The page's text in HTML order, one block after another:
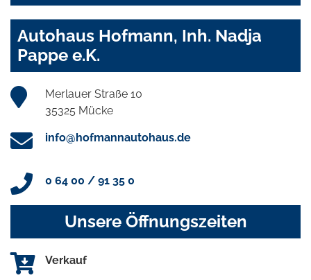
Autohaus Hofmann, Inh. Nadja
Pappe e.K.
Merlauer Straße 10
35325 Mücke
info@hofmannautohaus.de
0 64 00 / 91 35 0
Unsere Öffnungszeiten
Verkauf